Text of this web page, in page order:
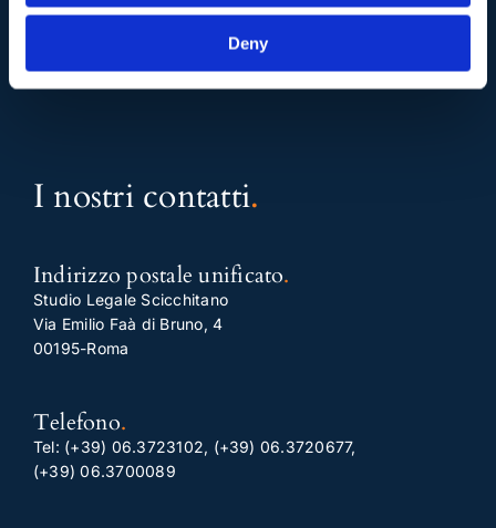
Deny
I nostri contatti.
Indirizzo postale unificato.
Studio Legale Scicchitano
Via Emilio Faà di Bruno, 4
00195-Roma
Telefono.
Tel: (+39) 06.3723102, (+39) 06.3720677,
(+39) 06.3700089